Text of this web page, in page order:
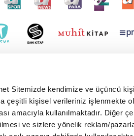
Sitemizde kendimize ve üçüncü
çeşitli kişisel verileriniz işlenmekte
amacıyla kullanılmaktadır. Diğer
ve sizlere yönelik reklam/